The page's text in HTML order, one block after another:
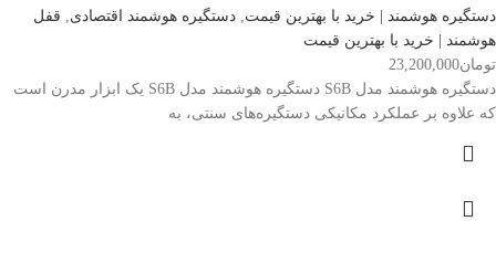
دستگیره هوشمند | خرید با بهترین قیمت, دستگیره هوشمند اقتصادی, قفل
هوشمند | خرید با بهترین قیمت
تومان23,200,000
دستگیره هوشمند مدل S6B دستگیره هوشمند مدل S6B یک ابزار مدرن است
که علاوه بر عملکرد مکانیکی دستگیره‌های سنتی، به